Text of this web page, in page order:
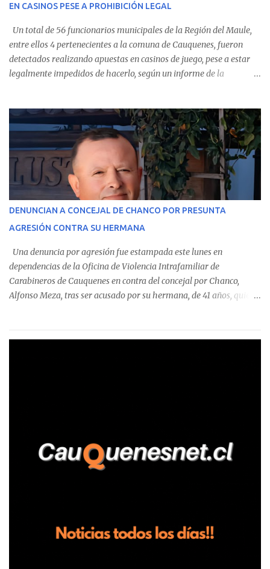
evolución favorable. No obstante, alrededo...
EN CASINOS PESE A PROHIBICIÓN LEGAL
Un total de 56 funcionarios municipales de la Región del Maule,
entre ellos 4 pertenecientes a la comuna de Cauquenes, fueron
detectados realizando apuestas en casinos de juego, pese a estar
legalmente impedidos de hacerlo, según un informe de la
estableció que estos funcionarios —quienes administran o
custodian fondos públicos— efectuaron transacciones por un
monto total de $116.075.918 entre enero de 2024 y junio de 2025.
En el detalle regional, se indica que en la comuna de Cauquenes se
identificó a cuatro funcionarios involucrados en este tipo de
operaciones. Asimismo, se precisa que uno de los casos
detectaron incumplimientos a la normativa vigente. El informe
precisa que la mayor cantidad de dinero apostado se registró en
Talca, donde...
DENUNCIAN A CONCEJAL DE CHANCO POR PRESUNTA
AGRESIÓN CONTRA SU HERMANA
Una denuncia por agresión fue estampada este lunes en
dependencias de la Oficina de Violencia Intrafamiliar de
Carabineros de Cauquenes en contra del concejal por Chanco,
Alfonso Meza, tras ser acusado por su hermana, de 41 años, quien
relató que los hechos ocurrieron cerca de las 11:30 horas en el
trabajadores, el edil descendió del vehículo y, en medio de la
confrontación, la habría tomado de los hombros, empujado al
suelo y agredido con golpes de pies y manos, mientr...